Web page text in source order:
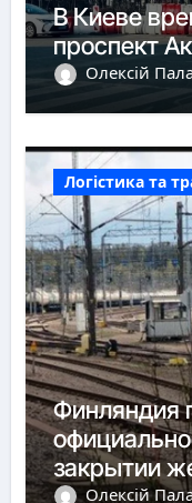
В Киеве
проспект
Олексій
Логістика та
Финляндия
закрытии
пунктов
Олексій